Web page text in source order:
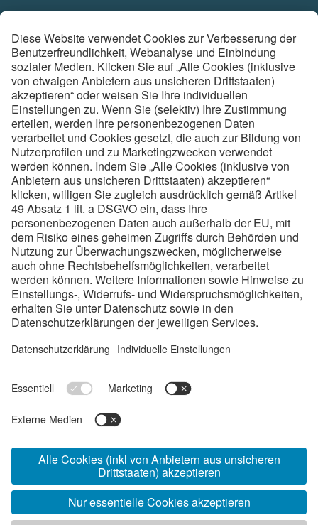
gesichert.
voestalpine Metal Engineering Division in der Steiermark
6
Ausbildungsorte
4.870
MitarbeiterInnen
19
Lehrberufe
80-100
Lehrstellen/Jahr
Links:
Ausbildungen
Checkliste
Standorte
Datenschutz
www.voestalpine.com/
© 2026 voestalpine Metal Engineering GmbH, Kerpelystraße 199,